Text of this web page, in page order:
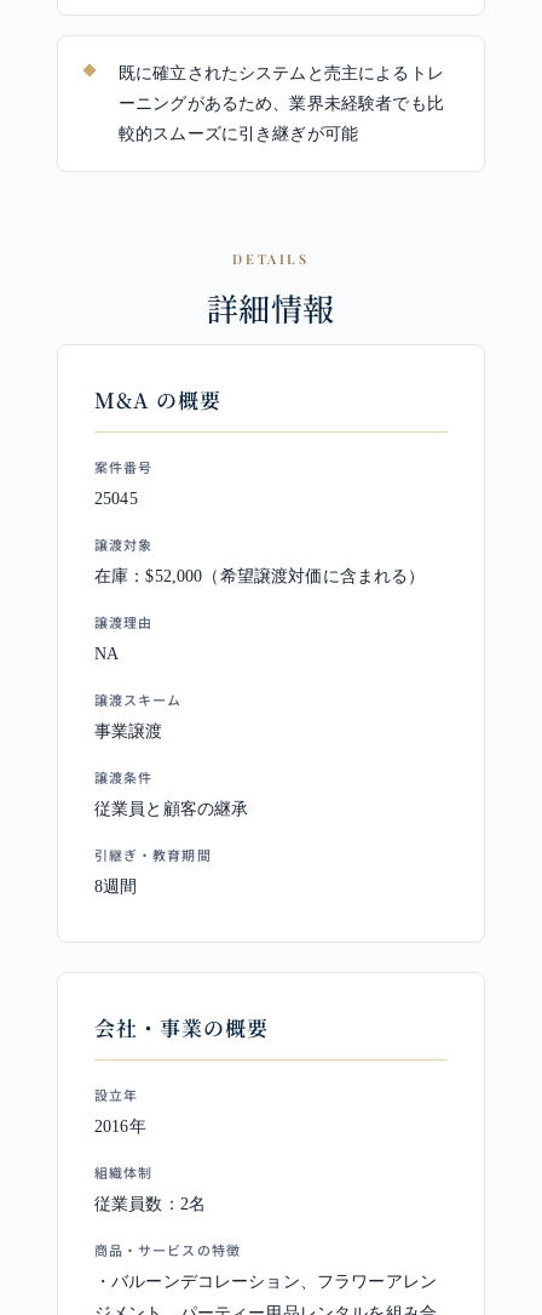
既に確立されたシステムと売主によるトレ
ーニングがあるため、業界未経験者でも比
較的スムーズに引き継ぎが可能
DETAILS
詳細情報
M&A の概要
案件番号
25045
譲渡対象
在庫：$52,000（希望譲渡対価に含まれる）
譲渡理由
NA
譲渡スキーム
事業譲渡
譲渡条件
従業員と顧客の継承
引継ぎ・教育期間
8週間
会社・事業の概要
設立年
2016年
組織体制
従業員数：2名
商品・サービスの特徴
・バルーンデコレーション、フラワーアレン